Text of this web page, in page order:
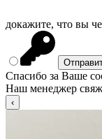
докажите, что вы
Спасибо за Ваше
Наш менеджер